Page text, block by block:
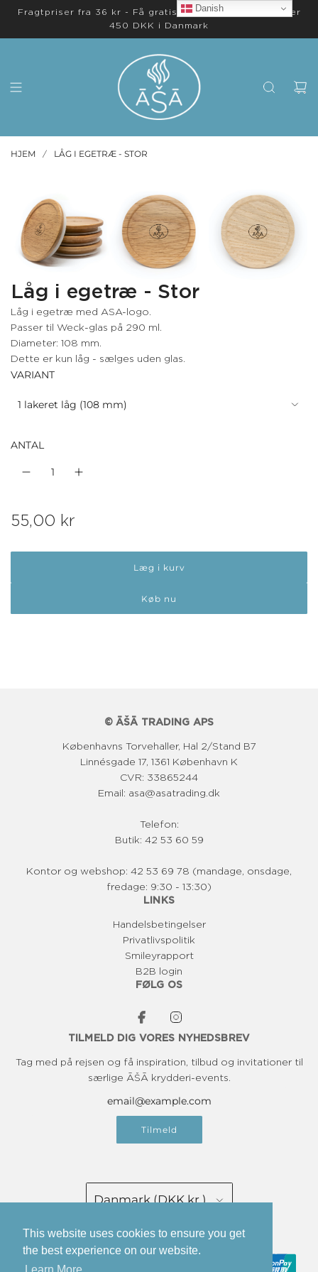
This website uses cookies to ensure you get
the best experience on our website.
Fragtpriser fra 36 kr - Få gratis levering på ordrer over
450 DKK i Danmark
HJEM / LÅG I EGETRÆ - STOR
Låg i egetræ - Stor
Låg i egetræ med ASA-logo.
Passer til Weck-glas på 290 ml.
Diameter: 108 mm.
Dette er kun låg - sælges uden glas.
VARIANT
1 lakeret låg (108 mm)
ANTAL
N
55,00 kr
Læg i kurv
Køb nu
© ĀŠĀ TRADING APS
Københavns Torvehaller, Hal 2/Stand B7
Linnésgade 17, 1361 København K
CVR: 33865244
Email: asa@asatrading.dk
Telefon:
Butik: 42 53 60 59
Kontor og webshop: 42 53 69 78 (mandage, onsdage,
fredage: 9:30 - 13:30)
LINKS
Handelsbetingelser
Privatlivspolitik
Smileyrapport
B2B login
FØLG OS
TILMELD DIG VORES NYHEDSBREV
Tag med på rejsen og få inspiration, tilbud og invitationer til
særlige ĀŠĀ krydderi-events.
Tilmeld
Danmark (DKK kr.)
Dansk
Danish